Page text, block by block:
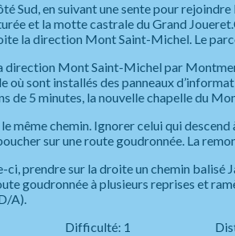
Sud, en suivant une sente pour
et la motte castrale du Grand
la direction Mont Saint-Michel. Le
direction Mont Saint-Michel par
où sont installés des panneaux
de 5 minutes, la nouvelle chapelle du
même chemin. Ignorer celui qui
sur une route goudronnée. La
ci, prendre sur la droite un chemin balisé
goudronnée à plusieurs reprises et
A).
m Difficulté: 1